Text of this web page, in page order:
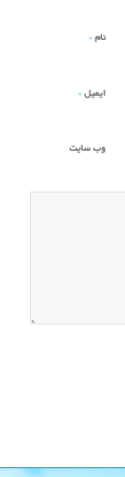
نام *
ایمیل *
وب‌ سایت